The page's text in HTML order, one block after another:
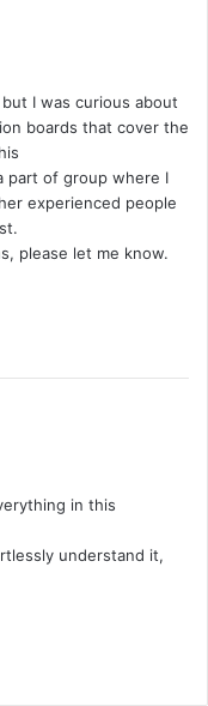
I was curious about
boards that cover the
part of group where I
experienced people
please let me know.
in this
understand it,